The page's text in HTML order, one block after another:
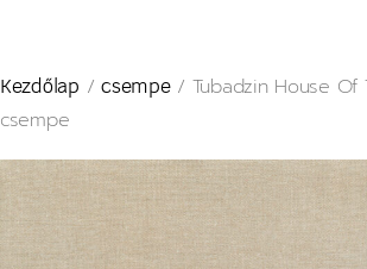
Kezdőlap /csempe/ Tubadzin House Of
csempe